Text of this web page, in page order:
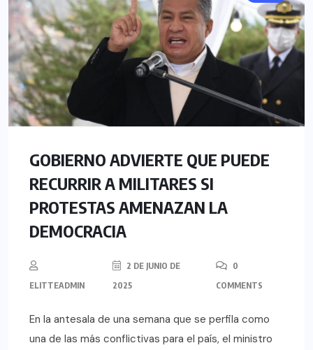
GOBIERNO ADVIERTE QUE PUEDE
RECURRIR A MILITARES SI
PROTESTAS AMENAZAN LA
DEMOCRACIA
ELITTEADMIN
2 DE JUNIO DE
2025
0
COMMENTS
En la antesala de una semana que se perfila como
una de las más conflictivas para el país, el ministro